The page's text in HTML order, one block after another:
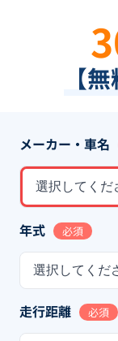
【
メーカー・車名
選択してくだ
年式 必須
選択してくだ
走行距離 必須